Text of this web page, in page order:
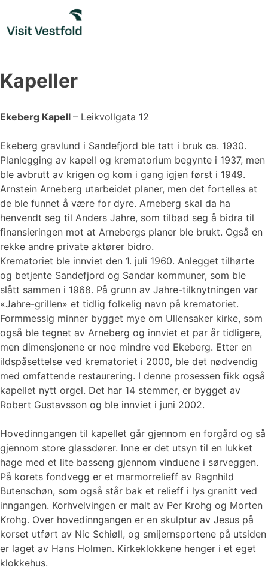
content
Kapeller
Ekeberg Kapell – Leikvollgata 12
Ekeberg gravlund i Sandefjord ble tatt i bruk ca. 1930.
Planlegging av kapell og krematorium begynte i 1937, men
ble avbrutt av krigen og kom i gang igjen først i 1949.
Arnstein Arneberg utarbeidet planer, men det fortelles at
de ble funnet å være for dyre. Arneberg skal da ha
henvendt seg til Anders Jahre, som tilbød seg å bidra til
finansieringen mot at Arnebergs planer ble brukt. Også en
rekke andre private aktører bidro.
Krematoriet ble innviet den 1. juli 1960. Anlegget tilhørte
og betjente Sandefjord og Sandar kommuner, som ble
slått sammen i 1968. På grunn av Jahre-tilknytningen var
«Jahre-grillen» et tidlig folkelig navn på krematoriet.
Formmessig minner bygget mye om Ullensaker kirke, som
også ble tegnet av Arneberg og innviet et par år tidligere,
men dimensjonene er noe mindre ved Ekeberg. Etter en
ildspåsettelse ved krematoriet i 2000, ble det nødvendig
med omfattende restaurering. I denne prosessen fikk også
kapellet nytt orgel. Det har 14 stemmer, er bygget av
Robert Gustavsson og ble innviet i juni 2002.
Hovedinngangen til kapellet går gjennom en forgård og så
gjennom store glassdører. Inne er det utsyn til en lukket
hage med et lite basseng gjennom vinduene i sørveggen.
På korets fondvegg er et marmorrelieff av Ragnhild
Butenschøn, som også står bak et relieff i lys granitt ved
inngangen. Korhvelvingen er malt av Per Krohg og Morten
Krohg. Over hovedinngangen er en skulptur av Jesus på
korset utført av Nic Schiøll, og smijernsportene på utsiden
er laget av Hans Holmen. Kirkeklokkene henger i et eget
klokkehus.